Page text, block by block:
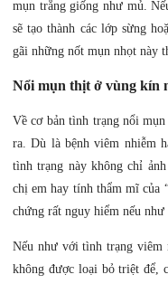
mụn trắng giống như mủ.
sẽ tạo thành các lớp sừng
gãi những nốt mụn nhọt này
Nổi mụn thịt ở vùng kín
Về cơ bản tình trạng nổi
ra. Dù là bệnh viêm nhiễm
tình trạng này không chỉ
chị em hay tính thẩm mĩ của
chứng rất nguy hiểm nếu
Nếu như với tình trạng viêm
không được loại bỏ triệt để,